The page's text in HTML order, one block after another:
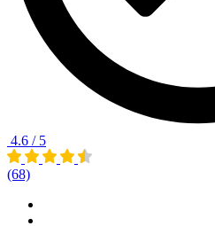
4.6 / 5
(68)